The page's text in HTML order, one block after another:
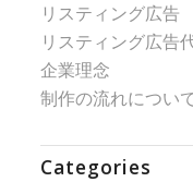
リスティング広告
リスティング広告
企業理念
制作の流れについ
Categories